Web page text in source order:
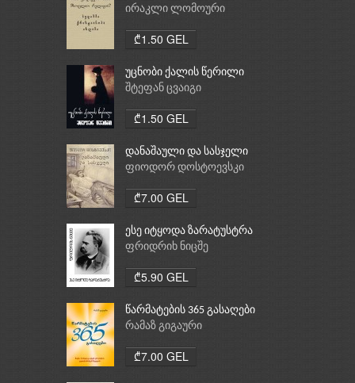
რელიგია: ბუდიზმი,
ირაკლი ლომოური
₾1.50 GEL
უცნობი ქალის წერილი
შტეფან ცვაიგი
₾1.50 GEL
დანაშაული და სასჯელი
ფიოდორ დოსტოევსკი
₾7.00 GEL
ესე იტყოდა ზარატუსტრა
ფრიდრიხ ნიცშე
₾5.90 GEL
წარმატების 365 გასაღები
რამაზ გიგაური
₾7.00 GEL